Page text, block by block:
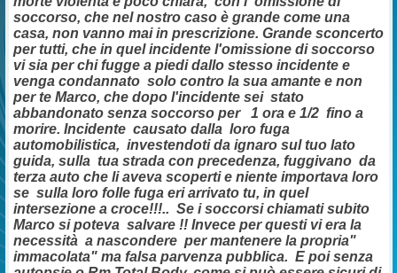
soccorso, che nel nostro caso è grande come una
casa, non vanno mai in prescrizione. Grande sconcerto
per tutti, che in quel incidente l'omissione di soccorso
vi sia per chi fugge a piedi dallo stesso incidente e
venga condannato solo contro la sua amante e non
per te Marco, che dopo l'incidente sei stato
abbandonato senza soccorso per 1 ora e 1/2 fino a
morire. Incidente causato dalla loro fuga
automobilistica, investendoti da ignaro sul tuo lato
guida, sulla tua strada con precedenza, fuggivano da
terza auto che li aveva scoperti e niente importava loro
se sulla loro folle fuga eri arrivato tu, in quel
intersezione a croce!!!.. Se i soccorsi chiamati subito
Marco si poteva salvare !! Invece per questi vi era la
necessità a nascondere per mantenere la propria"
immacolata" ma falsa parvenza pubblica. E poi senza